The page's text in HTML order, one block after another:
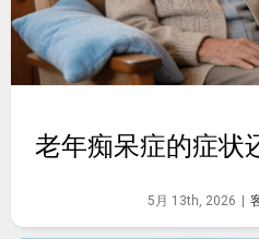
老年痴呆症的症状
5月 13th, 2026